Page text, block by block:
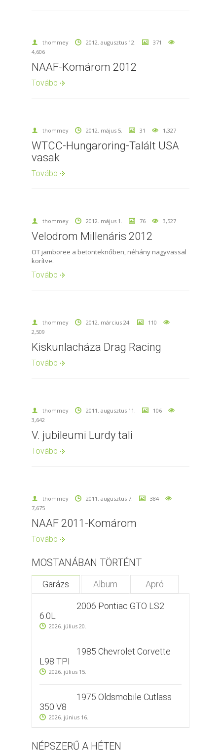
thommey 2012. augusztus 12.
371
4,606
NAAF-Komárom 2012
Tovább
thommey 2012. május 5. 31 1,327
WTCC-Hungaroring-Talált USA
vasak
Tovább
thommey 2012. május 1. 76 3,527
Velodrom Millenáris 2012
OT jamboree a betonteknőben, néhány nagyvassal
körítve.
Tovább
thommey 2012. március 24.
110
2,509
Kiskunlacháza Drag Racing
Tovább
thommey 2011. augusztus 11.
106
3,642
V. jubileumi Lurdy tali
Tovább
thommey 2011. augusztus 7.
384
7,675
NAAF 2011-Komárom
Tovább
MOSTANÁBAN TÖRTÉNT
Garázs Album Apró
2006 Pontiac GTO LS2
6.0L
2026. július 20.
1985 Chevrolet Corvette
L98 TPI
2026. július 15.
1975 Oldsmobile Cutlass
350 V8
2026. június 16.
NÉPSZERŰ A HÉTEN